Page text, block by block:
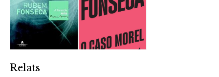
Relats